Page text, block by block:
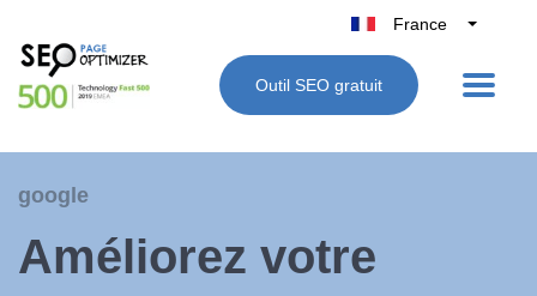
France
Belgique
België
Outil SEO gratuit
google
Améliorez votre